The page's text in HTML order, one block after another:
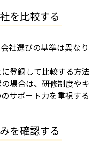
を比較する
社選びの基準は異なり
登録して比較する方法
場合は、研修制度やキ
サポート力を重視する
を確認する